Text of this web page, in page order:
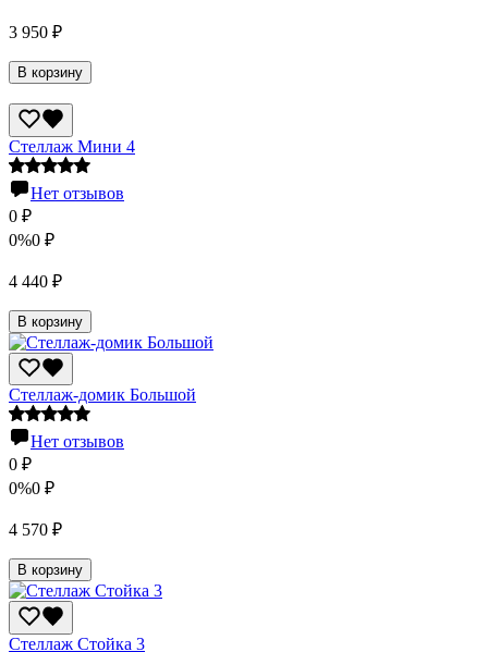
3 950 ₽
В корзину
Стеллаж Мини 4
Нет отзывов
0 ₽
0%0 ₽
4 440 ₽
В корзину
Стеллаж-домик Большой
Нет отзывов
0 ₽
0%0 ₽
4 570 ₽
В корзину
Стеллаж Стойка 3